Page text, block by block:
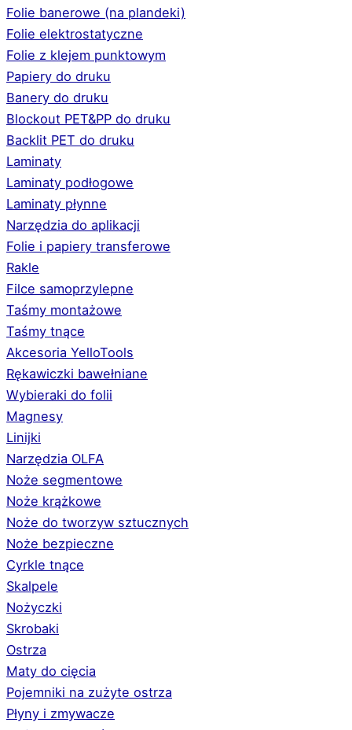
Folie banerowe (na plandeki)
Folie elektrostatyczne
Folie z klejem punktowym
Papiery do druku
Banery do druku
Blockout PET&PP do druku
Backlit PET do druku
Laminaty
Laminaty podłogowe
Laminaty płynne
Narzędzia do aplikacji
Folie i papiery transferowe
Rakle
Filce samoprzylepne
Taśmy montażowe
Taśmy tnące
Akcesoria YelloTools
Rękawiczki bawełniane
Wybieraki do folii
Magnesy
Linijki
Narzędzia OLFA
Noże segmentowe
Noże krążkowe
Noże do tworzyw sztucznych
Noże bezpieczne
Cyrkle tnące
Skalpele
Nożyczki
Skrobaki
Ostrza
Maty do cięcia
Pojemniki na zużyte ostrza
Płyny i zmywacze